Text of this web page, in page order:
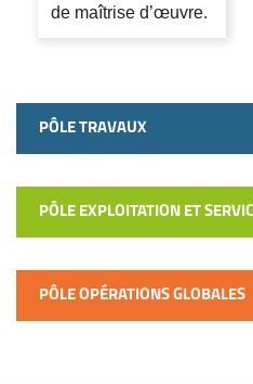
de maîtrise d’œuvre.
PÔLE TRAVAUX
PÔLE EXPLOITATION ET
PÔLE OPÉRATIONS GLOBALES